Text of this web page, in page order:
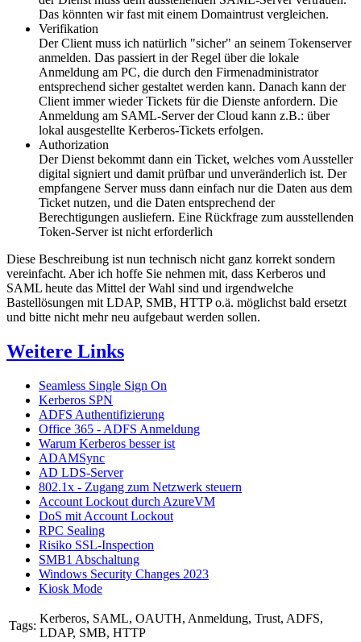
Das könnten wir fast mit einem Domaintrust vergleichen.
Verifikation
Der Client muss ich natürlich "sicher" an seinem Tokenserver
anmelden. Das passiert in der Regel über die lokale
Anmeldung am PC, die durch den Firmenadministrator
entsprechend sicher gestaltet werden kann. Danach kann der
Client immer wieder Tickets für die Dienste anfordern. Die
Anmeldung am SAML-Server der Cloud kann z.B.: über
lokal ausgestellte Kerberos-Tickets erfolgen.
Authorization
Der Dienst bekommt dann ein Ticket, welches vom Aussteller
digital signiert und damit prüfbar und unveränderlich ist. Der
empfangene Server muss dann einfach nur die Daten aus dem
Ticket nutzen, und die Daten entsprechend der
Berechtigungen ausliefern. Eine Rückfrage zum ausstellenden
Token-Server ist nicht erforderlich
Diese Beschreibung ist nun technisch nicht ganz korrekt sondern
vereinfacht. Aber ich hoffe Sie nehmen mit, dass Kerberos und
SAML heute das Mittel der Wahl sind und irgendwelche
Bastellösungen mit LDAP, SMB, HTTP o.ä. möglichst bald ersetzt
und bitte nicht mehr neu aufgebaut werden sollen.
Weitere Links
Seamless Single Sign On
Kerberos SPN
ADFS Authentifizierung
Office 365 - ADFS Anmeldung
Warum Kerberos besser ist
ADAMSync
AD LDS-Server
802.1x - Zugang zum Netzwerk steuern
Account Lockout durch AzureVM
DoS mit Account Lockout
RPC Sealing
Risiko SSL-Inspection
SMB1 Abschaltung
Windows Security Changes 2023
Kiosk Mode
Tags:
Kerberos, SAML, OAUTH, Anmeldung, Trust, ADFS,
LDAP, SMB, HTTP